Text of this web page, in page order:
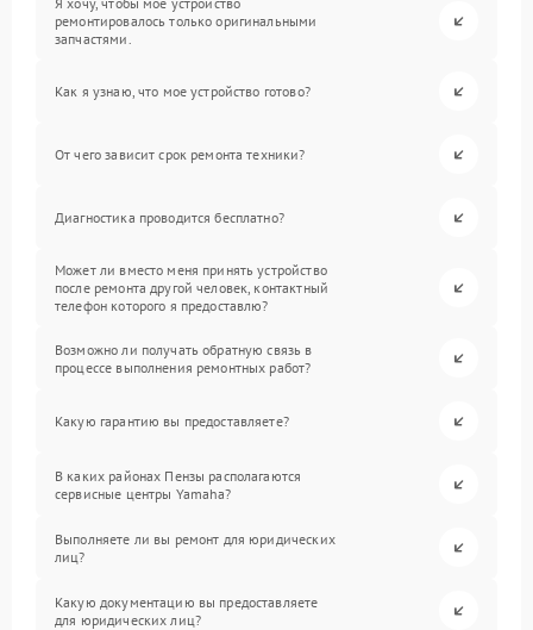
ремонтировалось только оригинальными
запчастями.
Как я узнаю, что мое устройство готово?
От чего зависит срок ремонта техники?
Диагностика проводится бесплатно?
Может ли вместо меня принять устройство
после ремонта другой человек, контактный
телефон которого я предоставлю?
Возможно ли получать обратную связь в
процессе выполнения ремонтных работ?
Какую гарантию вы предоставляете?
В каких районах Пензы располагаются
сервисные центры Yamaha?
Выполняете ли вы ремонт для юридических
лиц?
Какую документацию вы предоставляете
для юридических лиц?